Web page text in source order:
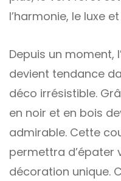
l’harmonie, le luxe
Depuis un moment,
devient tendance
déco irrésistible.
en noir et en bois
admirable. Cette
permettra d’épater
décoration unique.